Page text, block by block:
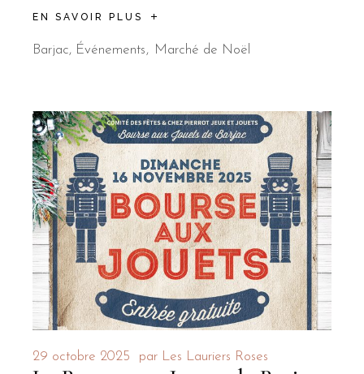
EN SAVOIR PLUS
Barjac, Événements Marché de Noël
29 octobre 2025 par Les Lauriers Roses